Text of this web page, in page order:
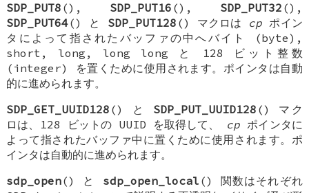
SDP_PUT8 (), SDP_PUT16 (), SDP_PUT32 (),
SDP_PUT64() と SDP_PUT128 () マクロは cp ポイン
タによって指されたバッファの中へバイト (byte),
short, long, long long と 128 ビット整数
(integer) を置くために使用されます。ポインタは自動
的に進められます。
SDP_GET_UUID128 () と SDP_PUT_UUID128 () マク
ロは、128 ビットの UUID を取得して、 cp ポインタに
よって指されたバッファ中に置くために使用されます。ポ
インタは自動的に進められます。
sdp_open() と sdp_open_local () 関数はそれぞれ